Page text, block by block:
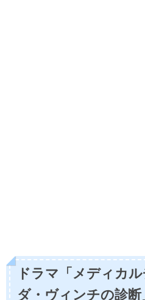
ドラマ「 メディカ
ダ・ヴィンチの診断